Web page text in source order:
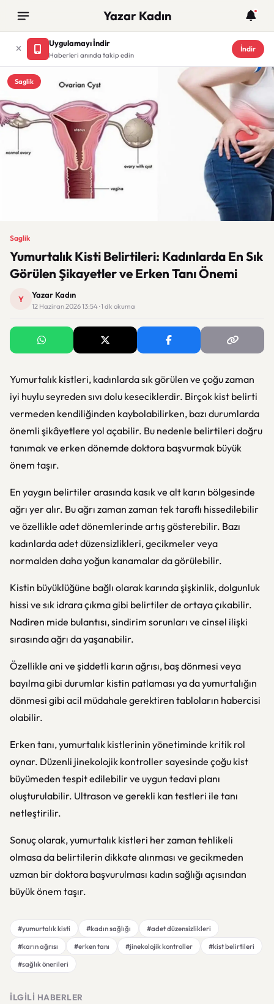
Yazar Kadın
Uygulamayı İndir
Haberleri anında takip edin
İndir
Saglik
Saglik
Yumurtalık Kisti Belirtileri: Kadınlarda En Sık
Görülen Şikayetler ve Erken Tanı Önemi
Y Yazar Kadın
12 Haziran 2026 13:54 · 1 dk okuma
Yumurtalık kistleri, kadınlarda sık görülen ve çoğu zaman
iyi huylu seyreden sıvı dolu keseciklerdir. Birçok kist belirti
vermeden kendiliğinden kaybolabilirken, bazı durumlarda
önemli şikâyetlere yol açabilir. Bu nedenle belirtileri doğru
tanımak ve erken dönemde doktora başvurmak büyük
önem taşır.
En yaygın belirtiler arasında kasık ve alt karın bölgesinde
ağrı yer alır. Bu ağrı zaman zaman tek taraflı hissedilebilir
ve özellikle adet dönemlerinde artış gösterebilir. Bazı
kadınlarda adet düzensizlikleri, gecikmeler veya
normalden daha yoğun kanamalar da görülebilir.
Kistin büyüklüğüne bağlı olarak karında şişkinlik, dolgunluk
hissi ve sık idrara çıkma gibi belirtiler de ortaya çıkabilir.
Nadiren mide bulantısı, sindirim sorunları ve cinsel ilişki
sırasında ağrı da yaşanabilir.
Özellikle ani ve şiddetli karın ağrısı, baş dönmesi veya
bayılma gibi durumlar kistin patlaması ya da yumurtalığın
dönmesi gibi acil müdahale gerektiren tabloların habercisi
olabilir.
Erken tanı, yumurtalık kistlerinin yönetiminde kritik rol
oynar. Düzenli jinekolojik kontroller sayesinde çoğu kist
büyümeden tespit edilebilir ve uygun tedavi planı
oluşturulabilir. Ultrason ve gerekli kan testleri ile tanı
netleştirilir.
Sonuç olarak, yumurtalık kistleri her zaman tehlikeli
olmasa da belirtilerin dikkate alınması ve gecikmeden
uzman bir doktora başvurulması kadın sağlığı açısından
büyük önem taşır.
#yumurtalık kisti #kadın sağlığı
#adet düzensizlikleri
#karın ağrısı
#erken tanı #jinekolojik kontroller
#kist belirtileri
#sağlık önerileri
İLGILI HABERLER